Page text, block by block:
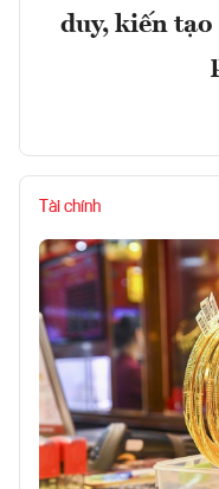
duy, kiến
Tài chính